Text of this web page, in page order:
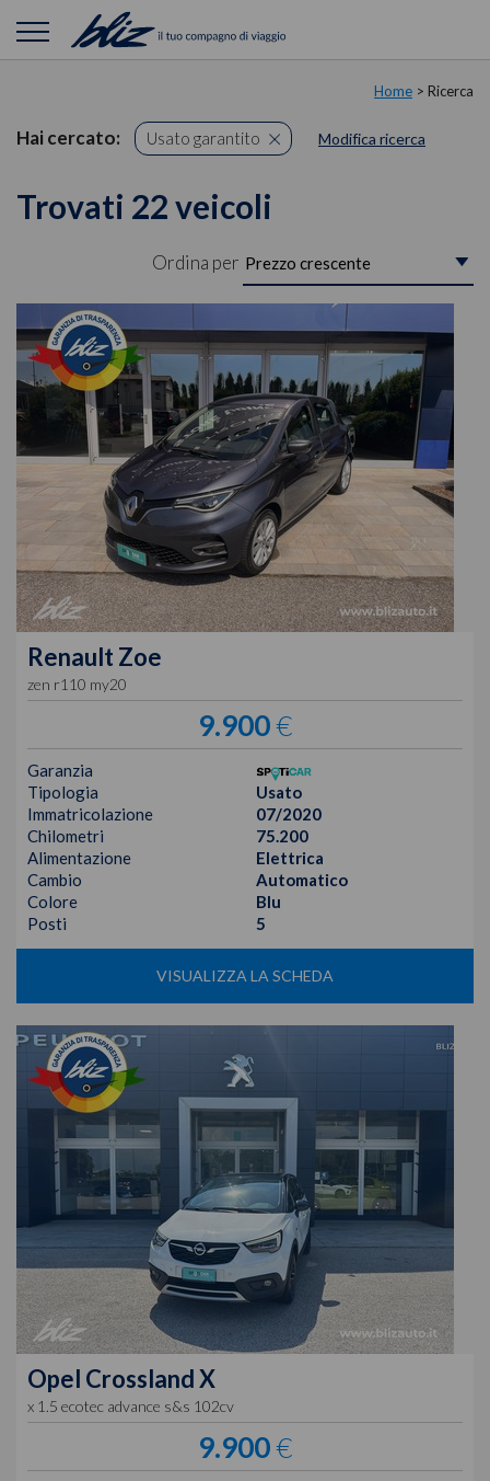
Home > Ricerca
Hai cercato: Usato garantito Modifica ricerca
Trovati 22 veicoli
Ordina per
Renault Zoe
zen r110 my20
9.900€
Garanzia
Tipologia
Usato
Immatricolazione
07/2020
Chilometri
75.200
Alimentazione
Elettrica
Cambio
Automatico
Colore
Blu
Posti
5
VISUALIZZA LA SCHEDA
Opel Crossland X
x 1.5 ecotec advance s&s 102cv
9.900€